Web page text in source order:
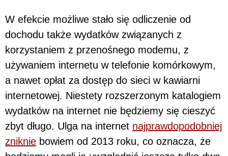
W efekcie możliwe stało się odliczenie od
dochodu także wydatków związanych z
korzystaniem z przenośnego modemu, z
używaniem internetu w telefonie komórkowym,
a nawet opłat za dostęp do sieci w kawiarni
internetowej. Niestety rozszerzonym katalogiem
wydatków na internet nie będziemy się cieszyć
zbyt długo. Ulga na internet najprawdopodobniej
zniknie bowiem od 2013 roku, co oznacza, że